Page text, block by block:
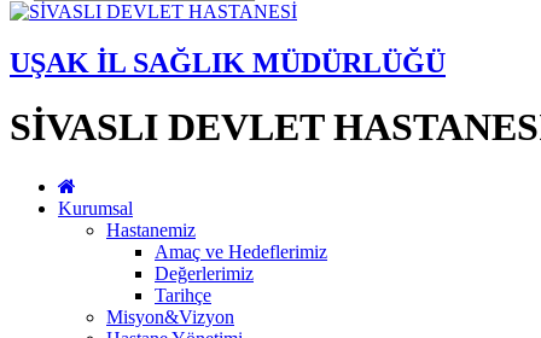
UŞAK İL SAĞLIK MÜDÜRLÜĞÜ
SİVASLI DEVLET
Kurumsal
Hastanemiz
Amaç ve Hedeflerimiz
Değerlerimiz
Tarihçe
Misyon&Vizyon